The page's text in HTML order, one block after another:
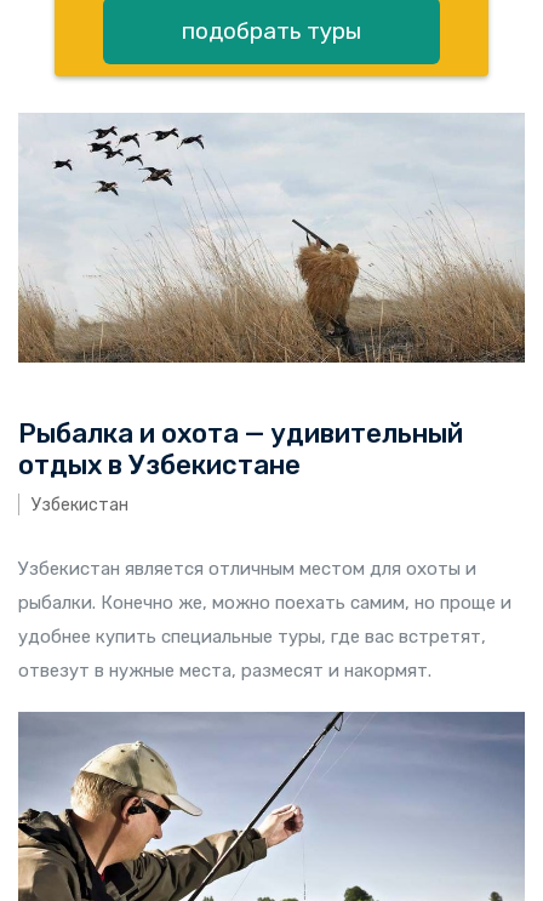
подобрать туры
Рыбалка и охота — удивительный
отдых в Узбекистане
Узбекистан
Узбекистан является отличным местом для охоты и
рыбалки. Конечно же, можно поехать самим, но проще и
удобнее купить специальные туры, где вас встретят,
отвезут в нужные места, размесят и накормят.